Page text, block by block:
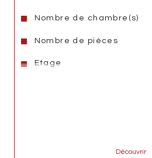
Nombre de chambre(s)
Nombre de pièces
Etage
Découvrir